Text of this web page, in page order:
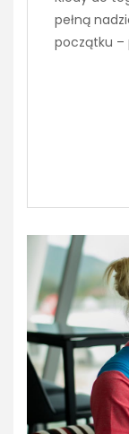
pełną
początku –